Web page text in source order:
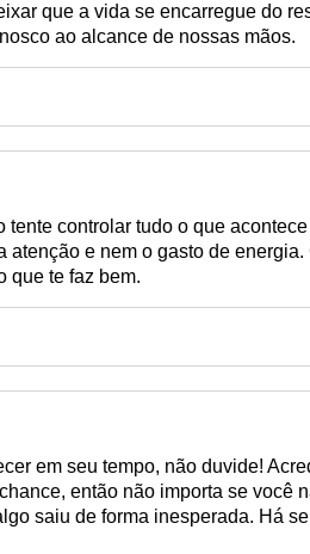
que a vida se encarregue do
ao alcance de nossas mãos.
tente controlar tudo o que
atenção e nem o gasto de
que te faz bem.
em seu tempo, não duvide!
então não importa se você
saiu de forma inesperada. Há